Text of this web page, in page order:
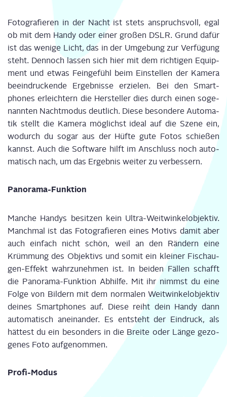
Foto­gra­fie­ren in der Nacht ist stets anspruchs­voll, egal
ob mit dem Han­dy oder einer gro­ßen DSLR. Grund dafür
ist das weni­ge Licht, das in der Umge­bung zur Ver­fü­gung
steht. Den­noch las­sen sich hier mit dem rich­ti­gen Equip­
ment und etwas Fein­ge­fühl beim Ein­stel­len der Kame­ra
beein­dru­cken­de Ergeb­nis­se erzie­len. Bei den Smart­
phones erleich­tern die Her­stel­ler dies durch einen soge­
nann­ten Nacht­mo­dus deut­lich. Die­se beson­de­re Auto­ma­
tik stellt die Kame­ra mög­lichst ide­al auf die Sze­ne ein,
wodurch du sogar aus der Hüf­te gute Fotos schie­ßen
kannst. Auch die Soft­ware hilft im Anschluss noch auto­
ma­tisch nach, um das Ergeb­nis wei­ter zu ver­bes­sern.
Pan­ora­ma-Funk­ti­on
Man­che Han­dys besit­zen kein Ultra-Weit­win­kel­ob­jek­tiv.
Manch­mal ist das Foto­gra­fie­ren eines Motivs damit aber
auch ein­fach nicht schön, weil an den Rän­dern eine
Krüm­mung des Objek­tivs und somit ein klei­ner Fisch­au­
gen-Effekt wahr­zu­neh­men ist. In bei­den Fäl­len schafft
die Pan­ora­ma-Funk­ti­on Abhil­fe. Mit ihr nimmst du eine
Fol­ge von Bil­dern mit dem nor­ma­len Weit­win­kel­ob­jek­tiv
dei­nes Smart­phones auf. Die­se reiht dein Han­dy dann
auto­ma­tisch anein­an­der. Es ent­steht der Ein­druck, als
hät­test du ein beson­ders in die Brei­te oder Län­ge gezo­
ge­nes Foto auf­ge­nom­men.
Pro­fi-Modus